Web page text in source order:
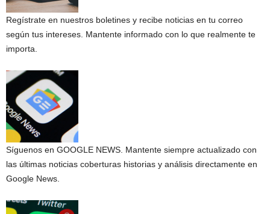
Regístrate en nuestros boletines y recibe noticias en tu correo
según tus intereses. Mantente informado con lo que realmente te
importa.
Síguenos en GOOGLE NEWS. Mantente siempre actualizado con
las últimas noticias coberturas historias y análisis directamente en
Google News.